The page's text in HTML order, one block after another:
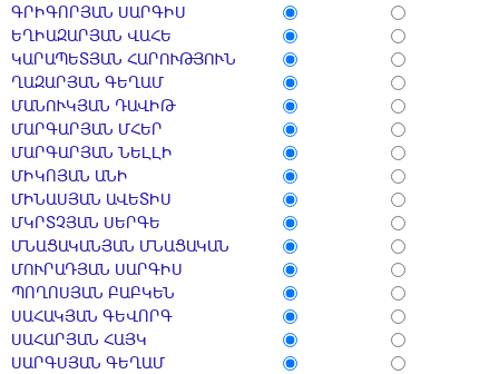
ԳՐԻԳՈՐՅԱՆ ՍԱՐԳԻՍ
ԵՂԻԱԶԱՐՅԱՆ ՎԱՀԵ
ԿԱՐԱՊԵՏՅԱՆ ՀԱՐՈՒԹՅՈՒՆ
ՂԱԶԱՐՅԱՆ ԳԵՂԱՄ
ՄԱՆՈՒԿՅԱՆ ԴԱՎԻԹ
ՄԱՐԳԱՐՅԱՆ ՄՀԵՐ
ՄԱՐԳԱՐՅԱՆ ՆԵԼԼԻ
ՄԻԿՈՅԱՆ ԱՆԻ
ՄԻՆԱՍՅԱՆ ԱՎԵՏԻՍ
ՄԿՐՏՉՅԱՆ ՍԵՐԳԵ
ՄՆԱՑԱԿԱՆՅԱՆ ՄՆԱՑԱԿԱՆ
ՄՈՒՐԱԴՅԱՆ ՍԱՐԳԻՍ
ՊՈՂՈՍՅԱՆ ԲԱԲԿԵՆ
ՍԱՀԱԿՅԱՆ ԳԵՎՈՐԳ
ՍԱՀԱՐՅԱՆ ՀԱՅԿ
ՍԱՐԳՍՅԱՆ ԳԵՂԱՄ